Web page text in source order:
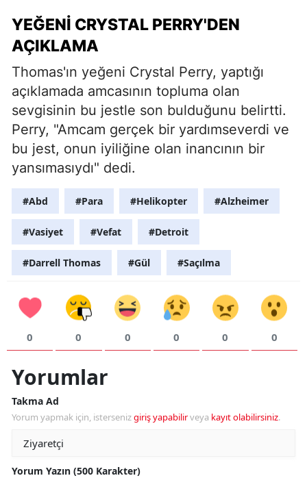
YEĞENI CRYSTAL PERRY'DEN
AÇIKLAMA
Thomas'ın yeğeni Crystal Perry, yaptığı
açıklamada amcasının topluma olan
sevgisinin bu jestle son bulduğunu belirtti.
Perry, "Amcam gerçek bir yardımseverdi ve
bu jest, onun iyiliğine olan inancının bir
yansımasıydı" dedi.
#Abd #Para #Helikopter #Alzheimer
#Vasiyet #Vefat #Detroit
#Darrell Thomas #Gül #Saçılma
0 0 0 0 0 0
Yorumlar
Takma Ad
Yorum yapmak için, istersenizgiriş yapabilirveya kayıt olabilirsiniz.
Yorum Yazın (500 Karakter)